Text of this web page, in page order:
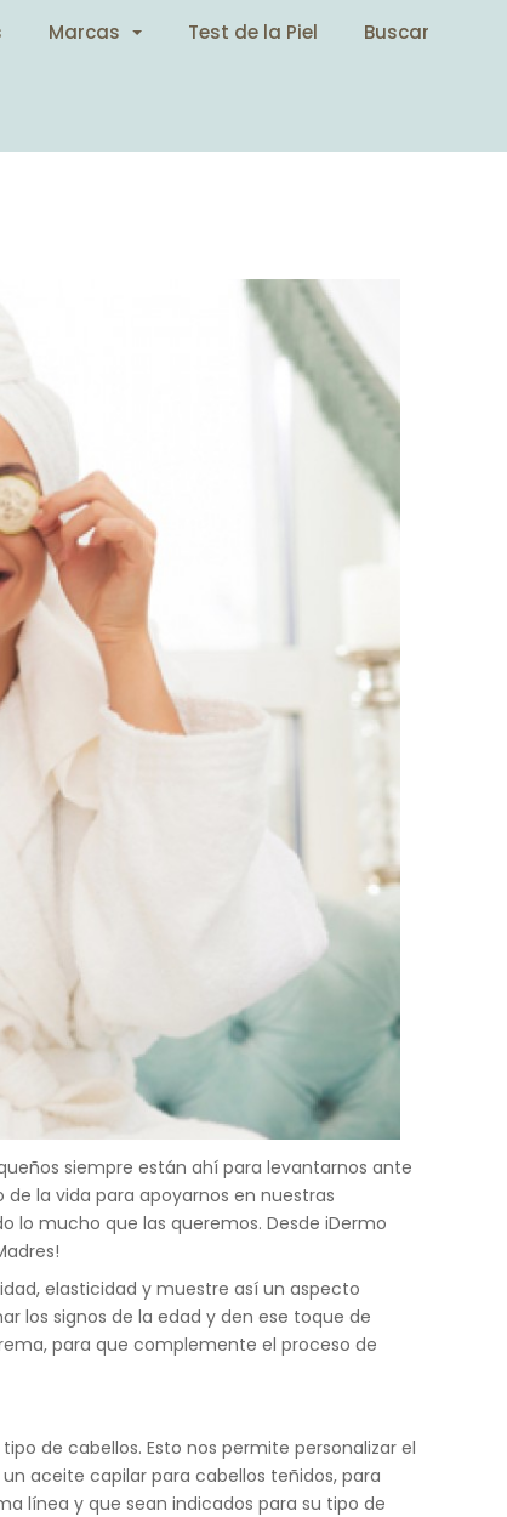
Marcas Test de la Piel
Buscar
siempre están ahí para levantarnos ante
la vida para apoyarnos en nuestras
lo mucho que las queremos. Desde iDermo
elasticidad y muestre así un aspecto
los signos de la edad y den ese toque de
para que complemente el proceso de
de cabellos. Esto nos permite personalizar el
aceite capilar para cabellos teñidos, para
línea y que sean indicados para su tipo de